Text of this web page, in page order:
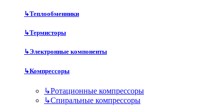
↳Теплообменники
↳Термисторы
↳Электронные компоненты
↳Компрессоры
↳Ротационные компрессоры
↳Спиральные компрессоры